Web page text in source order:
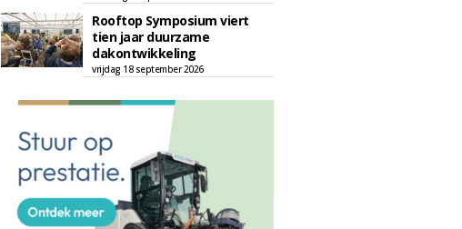
Rooftop Symposium viert
tien jaar duurzame
dakontwikkeling
vrijdag 18 september 2026